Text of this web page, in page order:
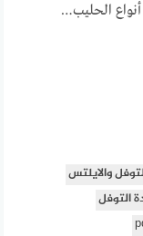
الحليب…
والايلتس
التوفل